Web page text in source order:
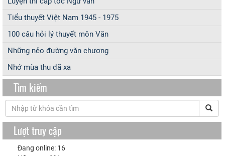
Tiểu thuyết Việt Nam 1945 - 1975
100 câu hỏi lý thuyết môn Văn
Những nẻo đường văn chương
Nhớ mùa thu đã xa
Tìm kiếm
Lượt truy cập
Đang online: 16